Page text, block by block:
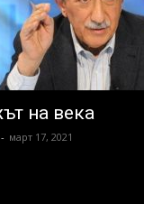
на века
- март 17, 2021